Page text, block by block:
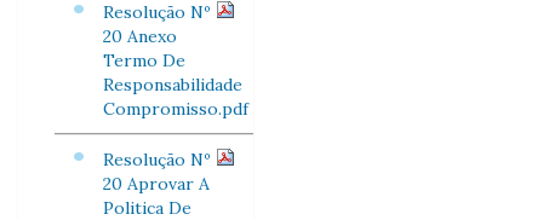
Resolução Nº
20 Anexo
Termo De
Responsabilidade
Compromisso.pdf
Resolução Nº
20 Aprovar A
Politica De